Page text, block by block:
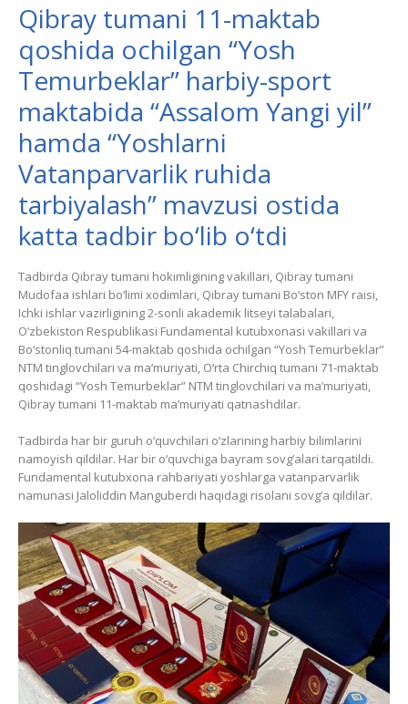
Qibray tumani 11-maktab
qoshida ochilgan “Yosh
Temurbeklar” harbiy-sport
maktabida “Assalom Yangi yil”
hamda “Yoshlarni
Vatanparvarlik ruhida
tarbiyalash” mavzusi ostida
katta tadbir bo‘lib o‘tdi
Tadbirda Qibray tumani hokimligining vakillari, Qibray tumani
Mudofaa ishlari bo‘limi xodimlari, Qibray tumani Bo‘ston MFY raisi,
Ichki ishlar vazirligining 2-sonli akademik litseyi talabalari,
O‘zbekiston Respublikasi Fundamental kutubxonasi vakillari va
Bo‘stonliq tumani 54-maktab qoshida ochilgan “Yosh Temurbeklar”
NTM tinglovchilari va ma’muriyati, O‘rta Chirchiq tumani 71-maktab
qoshidagi “Yosh Temurbeklar” NTM tinglovchilari va ma’muriyati,
Qibray tumani 11-maktab ma’muriyati qatnashdilar.
Tadbirda har bir guruh o‘quvchilari o‘zlarining harbiy bilimlarini
namoyish qildilar. Har bir o‘quvchiga bayram sovg‘alari tarqatildi.
Fundamental kutubxona rahbariyati yoshlarga vatanparvarlik
namunasi Jaloliddin Manguberdi haqidagi risolani sovg‘a qildilar.